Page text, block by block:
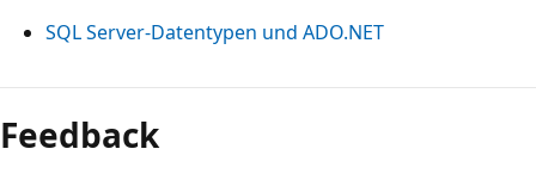
SQL Server-Datentypen und ADO.NET
Lesemodus
deaktiviert
Feedback